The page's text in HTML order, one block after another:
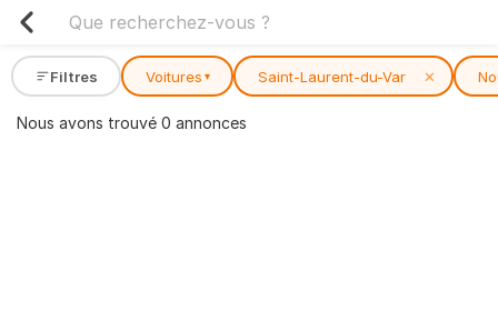
Filtres Voitures ▾ Saint-Laurent-du-Var ✕
Nous avons trouvé 0 annonces